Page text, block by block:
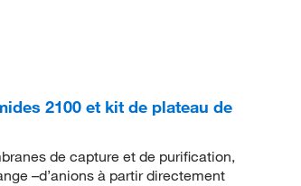
2100 et kit de plateau de
de capture et de purification,
–d’anions à partir directement